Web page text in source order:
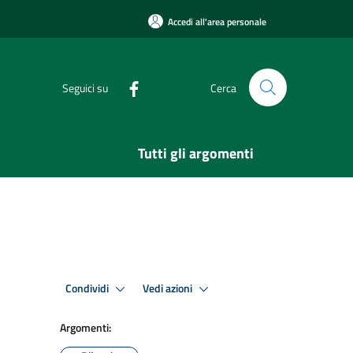
Accedi all'area personale
Seguici su Cerca
Tutti gli argomenti
Condividi Vedi azioni
Argomenti: